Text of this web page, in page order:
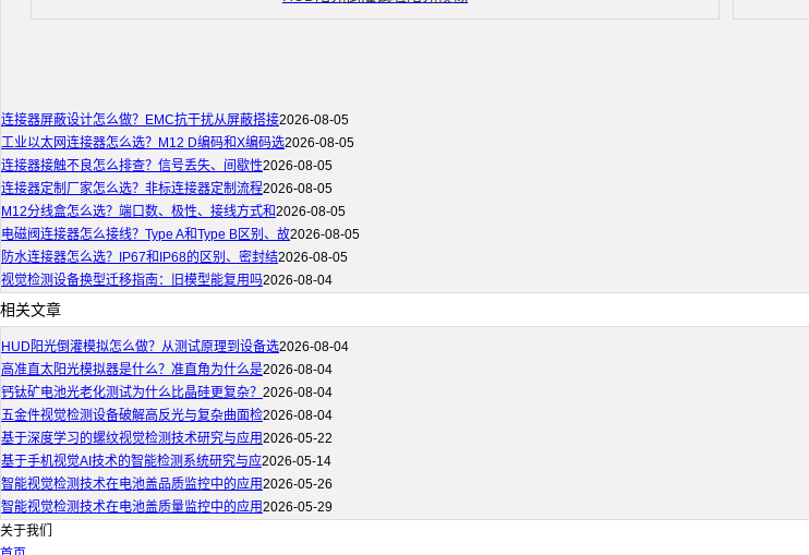
连接器屏蔽设计怎么做？EMC抗干扰从屏蔽搭接2026-08-05
工业以太网连接器怎么选？M12 D编码和X编码选2026-08-05
连接器接触不良怎么排查？信号丢失、间歇性2026-08-05
连接器定制厂家怎么选？非标连接器定制流程2026-08-05
M12分线盒怎么选？端口数、极性、接线方式和2026-08-05
电磁阀连接器怎么接线？Type A和Type B区别、故2026-08-05
防水连接器怎么选？IP67和IP68的区别、密封结2026-08-05
视觉检测设备换型迁移指南：旧模型能复用吗2026-08-04
相关文章
HUD阳光倒灌模拟怎么做？从测试原理到设备选2026-08-04
高准直太阳光模拟器是什么？准直角为什么是2026-08-04
钙钛矿电池光老化测试为什么比晶硅更复杂？ 2026-08-04
五金件视觉检测设备破解高反光与复杂曲面检2026-08-04
基于深度学习的螺纹视觉检测技术研究与应用2026-05-22
基于手机视觉AI技术的智能检测系统研究与应2026-05-14
智能视觉检测技术在电池盖品质监控中的应用2026-05-26
智能视觉检测技术在电池盖质量监控中的应用2026-05-29
关于我们